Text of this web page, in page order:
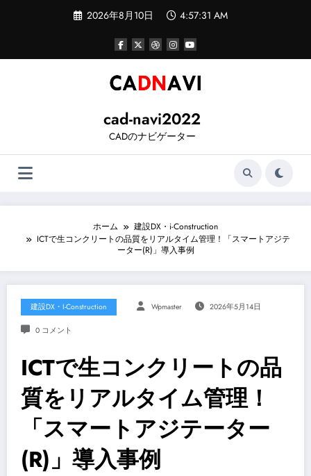
ツ
2026年8月10日 4:57:31 AM
cad-navi2022
CADのナビゲーター
ホーム
建設DX・i-Construction
ICTで生コンクリートの品質をリアルタイム管理！「スマートアジテ
ーター(R)」導入事例
建設DX・i-Construction Wpmaster 2026年5月14日
0 コメント
ICTで生コンクリートの品
質をリアルタイム管理！
「スマートアジテーター
(R)」導入事例